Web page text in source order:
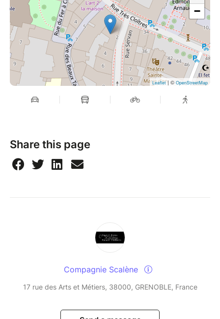
−
Leaflet| © OpenStreetMap
Share this page
Compagnie Scalène
17 rue des Arts et Métiers, 38000, GRENOBLE, France